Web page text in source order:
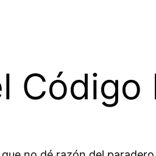
Código